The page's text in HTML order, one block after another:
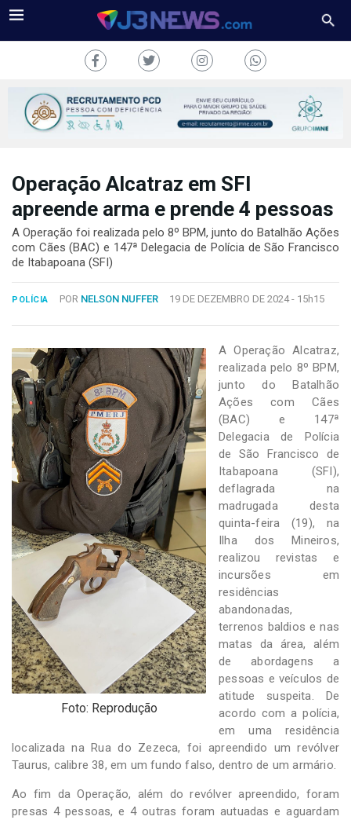
J3NEWS
COLUNAS
FALE
CONOSCO
Copyright
Desenvolvido
por
Hesea
Tecnologia
Sistemas
Operação Alcatraz em SFI
apreende arma e prende 4 pessoas
A Operação foi realizada pelo 8º BPM, junto do Batalhão Ações
com Cães (BAC) e 147ª Delegacia de Polícia de São Francisco
de Itabapoana (SFI)
POLÍCIA POR NELSON NUFFER 19 DE DEZEMBRO DE 2024 - 15h15
Foto: Reprodução
A Operação Alcatraz,
realizada pelo 8º BPM,
junto do Batalhão
Ações com Cães
(BAC) e 147ª
Delegacia de Polícia
de São Francisco de
Itabapoana (SFI),
deflagrada na
madrugada desta
quinta-feira (19), na
Ilha dos Mineiros,
realizou revistas e
incursões em
residências
abandonadas,
terrenos baldios e nas
matas da área, além
de abordagens a
pessoas e veículos de
atitude suspeita. De
acordo com a polícia,
em uma residência
localizada na Rua do Zezeca, foi apreendido um revólver
Taurus, calibre 38, em um fundo falso, dentro de um armário.
Ao fim da Operação, além do revólver apreendido, foram
presas 4 pessoas, e 4 outras foram autuadas e aguardam